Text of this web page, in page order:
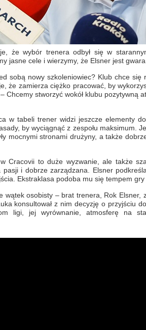
że wybór trenera odbył się w
jasne cele i wierzymy, że Elsner jest
sobą nowy szkoleniowiec? Klub chce
że zamierza ciężko pracować, by
Chcemy stworzyć wokół klubu pozytywną
w tabeli trener widzi jeszcze elementy
by wyciągnąć z zespołu maksimum.
mocnymi stronami drużyny, a także
Cracovii to duże wyzwanie, ale także
pasji i dobrze zarządzana. Elsner
Ekstraklasa podoba mu się tempem
wątek osobisty – brat trenera, Rok Elsner,
konsultował z nim decyzję o przyjściu
ligi, jej wyrównanie, atmosferę na